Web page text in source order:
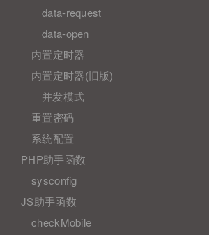
data-request
data-open
内置定时器
内置定时器(旧版)
并发模式
重置密码
系统配置
PHP助手函数
sysconfig
JS助手函数
checkMobile